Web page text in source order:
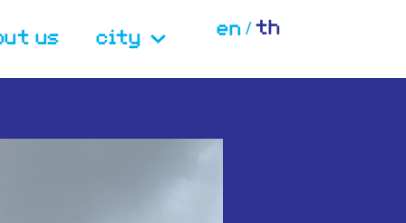
us city en th